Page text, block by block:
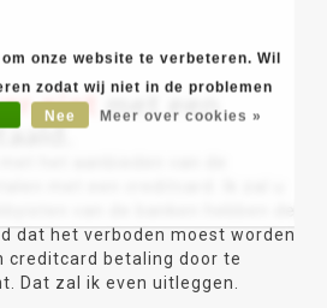
nietmet een
het aanbieden van de
met een creditcard. Ik zal u
van de banken hebben de
dat het verboden moest worden
creditcard betaling door te
Dat zal ik even uitleggen.
onze website te verbeteren. Wil
zodat wij niet in de problemen
Nee Meer over cookies »